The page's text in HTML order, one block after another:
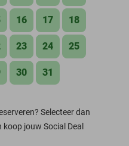
16 17 18
23 24 25
30 31
Selecteer dan
jouw Social Deal